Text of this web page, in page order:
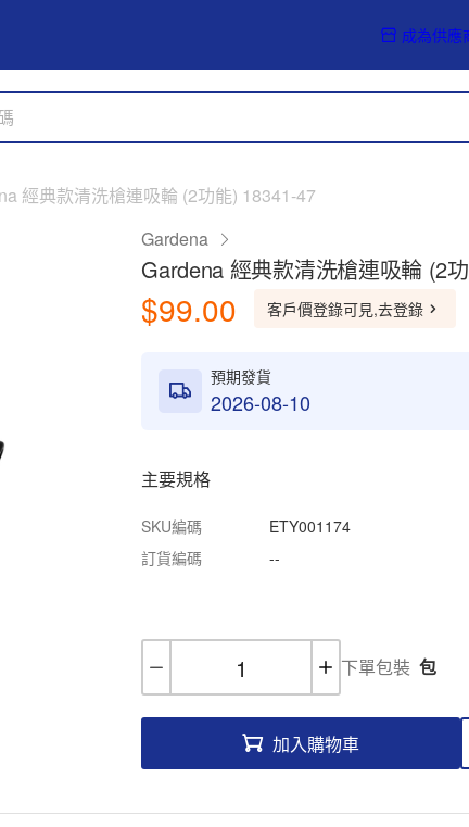
成為供應
經典款清洗槍連吸輪 (2功能) 18341-47
Gardena
Gardena 經典款清洗槍連吸輪 (2
$99.00 客戶價登錄可見,去登錄
預期發貨
2026-08-10
主要規格
SKU編碼 ETY001174
訂貨編碼
--
下單包裝 包
加入購物車